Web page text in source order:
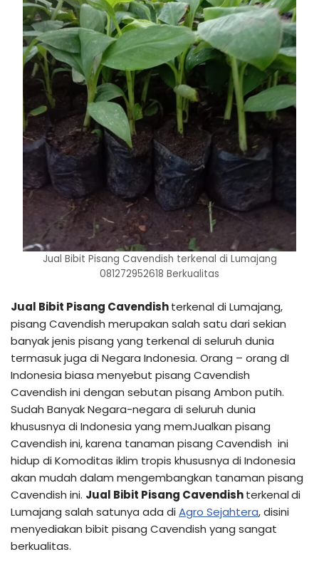
Jual Bibit Pisang Cavendish terkenal di Lumajang
081272952618 Berkualitas
Jual Bibit Pisang Cavendishterkenal di Lumajang,
pisang Cavendish merupakan salah satu dari sekian
banyak jenis pisang yang terkenal di seluruh dunia
termasuk juga di Negara Indonesia. Orang – orang dI
Indonesia biasa menyebut pisang Cavendish
Cavendish ini dengan sebutan pisang Ambon putih.
Sudah Banyak Negara-negara di seluruh dunia
khususnya di Indonesia yang memJualkan pisang
Cavendish ini, karena tanaman pisang Cavendish ini
hidup di Komoditas iklim tropis khususnya di Indonesia
akan mudah dalam mengembangkan tanaman pisang
Cavendish ini. Jual Bibit Pisang Cavendishterkenaldi
Lumajang salah satunya ada diAgro Sejahtera, disini
menyediakan bibit pisang Cavendish yang sangat
berkualitas.